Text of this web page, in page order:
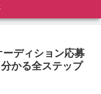
ーディション応募
かる全ステップ